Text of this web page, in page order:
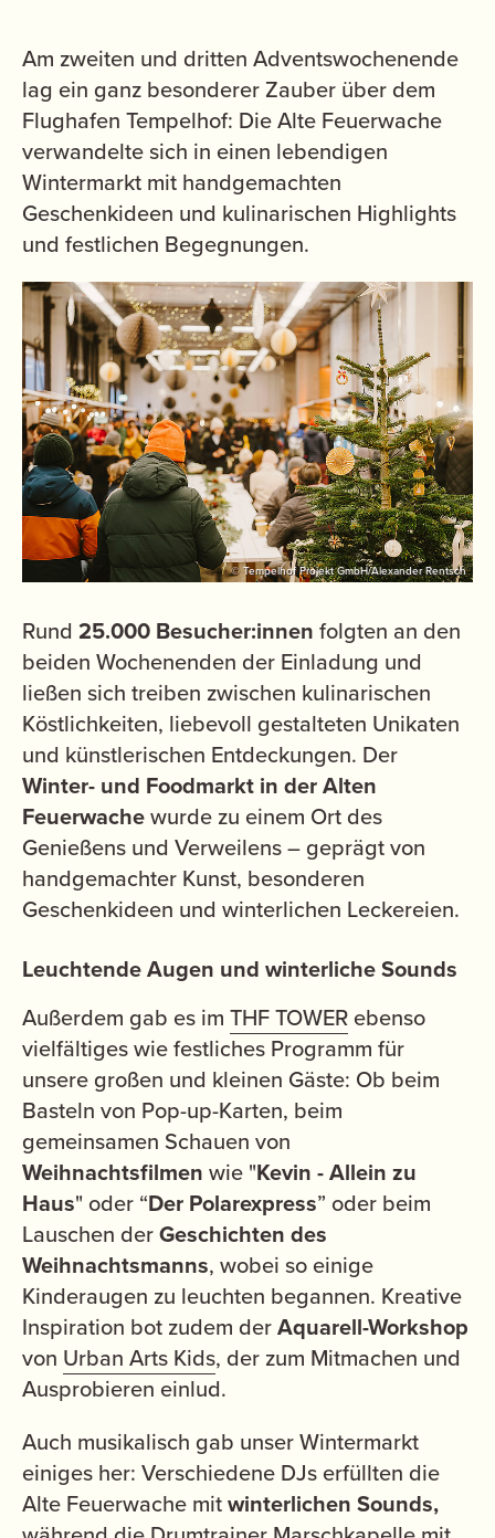
Am zweiten und dritten Adventswochenende
lag ein ganz besonderer Zauber über dem
Flughafen Tempelhof: Die Alte Feuerwache
verwandelte sich in einen lebendigen
Wintermarkt mit handgemachten
Geschenkideen und kulinarischen Highlights
und festlichen Begegnungen.
© Tempelhof Projekt GmbH/Alexander Rentsch
Rund 25.000 Besucher:innen folgten an den
beiden Wochenenden der Einladung und
ließen sich treiben zwischen kulinarischen
Köstlichkeiten, liebevoll gestalteten Unikaten
und künstlerischen Entdeckungen. Der
Winter- und Foodmarkt in der Alten
Feuerwachewurde zu einem Ort des
Genießens und Verweilens – geprägt von
handgemachter Kunst, besonderen
Geschenkideen und winterlichen Leckereien.
Leuchtende Augen und winterliche Sounds
Außerdem gab es im THF TOWERebenso
vielfältiges wie festliches Programm für
unsere großen und kleinen Gäste: Ob beim
Basteln von Pop-up-Karten, beim
gemeinsamen Schauen von
Weihnachtsfilmen wie "Kevin - Allein zu
Haus" oder “Der Polarexpress” oder beim
Lauschen derGeschichten des
Weihnachtsmanns, wobei so einige
Kinderaugen zu leuchten begannen. Kreative
Inspiration bot zudem derAquarell-Workshop
von Urban Arts Kids, der zum Mitmachen und
Ausprobieren einlud.
Auch musikalisch gab unser Wintermarkt
einiges her: Verschiedene DJs erfüllten die
Alte Feuerwache mitwinterlichen Sounds,